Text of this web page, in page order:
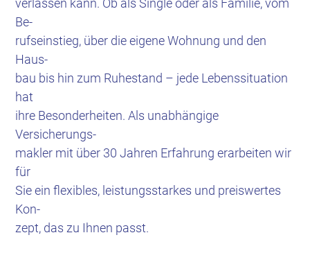
verlassen kann. Ob als Single oder als Familie, vom
Be-
rufseinstieg, über die eigene Wohnung und den
Haus-
bau bis hin zum Ruhestand – jede Lebenssituation
hat
ihre Besonderheiten. Als unabhängige
Versicherungs-
makler mit über 30 Jahren Erfahrung erarbeiten wir
für
Sie ein flexibles, leistungsstarkes und preiswertes
Kon-
zept, das zu Ihnen passt.